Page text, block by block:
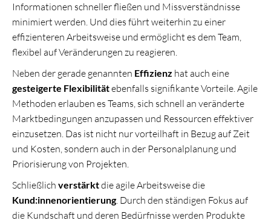
Informationen schneller fließen und Missverständnisse
minimiert werden. Und dies führt weiterhin zu einer
effizienteren Arbeitsweise und ermöglicht es dem Team,
flexibel auf Veränderungen zu reagieren.
Neben der gerade genannten Effizienz hat auch eine
gesteigerte Flexibilitätebenfalls signifikante Vorteile. Agile
Methoden erlauben es Teams, sich schnell an veränderte
Marktbedingungen anzupassen und Ressourcen effektiver
einzusetzen. Das ist nicht nur vorteilhaft in Bezug auf Zeit
und Kosten, sondern auch in der Personalplanung und
Priorisierung von Projekten.
Schließlich verstärktdie agile Arbeitsweise die
Kund:innenorientierung. Durch den ständigen Fokus auf
die Kundschaft und deren Bedürfnisse werden Produkte